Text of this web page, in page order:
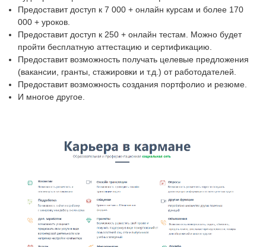
Предоставит доступ к 7 000 + онлайн курсам и более 170
000 + уроков.
Предоставит доступ к 250 + онлайн тестам. Можно будет
пройти бесплатную аттестацию и сертификацию.
Предоставит возможность получать целевые предложения
(вакансии, гранты, стажировки и т.д.) от работодателей.
Предоставит возможность создания портфолио и резюме.
И многое другое.